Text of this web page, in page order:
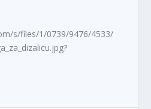
s/files/1/0739/9476/4533/